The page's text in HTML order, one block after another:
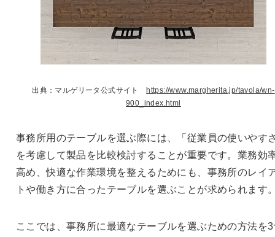
出典：マルゲリータ公式サイトhttps://www.margherita.jp/tavola/wn-
900_index.html
事務所用のテーブルを選ぶ際には、「従業員の使いやす
を考慮して製品を比較検討することが重要です。業務効
高め、快適な作業環境を整えるためにも、事務所のレイ
トや働き方に合ったテーブルを選ぶことが求められます
ここでは、事務所に最適なテーブルを選ぶための方法を